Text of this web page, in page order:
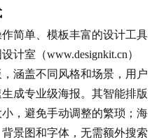
简单、模板丰富的设计工具
计室（www.designkit.cn）
涵盖不同风格和场景，用户
成专业级海报。其智能排版
，避免手动调整的繁琐；海
景图和字体，无需额外搜索